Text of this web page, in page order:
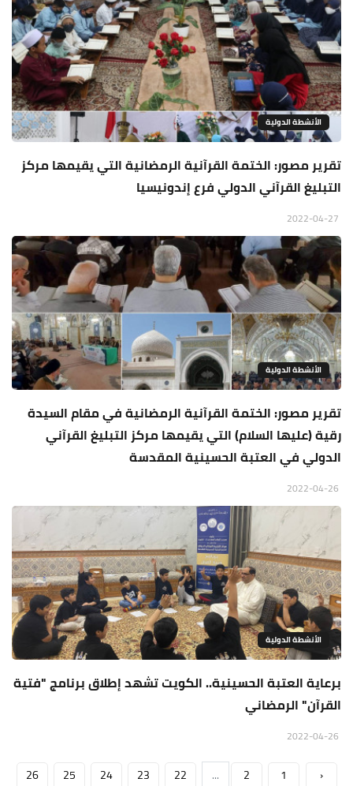
الأنشطة الدولية
تقرير مصور: الختمة القرآنية الرمضانية التي يقيمها مركز
التبليغ القرآني الدولي فرع إندونيسيا
الأنشطة الدولية
تقرير مصور: الختمة القرآنية الرمضانية في مقام السيدة
رقية (عليها السلام) التي يقيمها مركز التبليغ القرآني
الدولي في العتبة الحسينية المقدسة
الأنشطة الدولية
برعاية العتبة الحسينية.. الكويت تشهد إطلاق برنامج "فتية
القرآن" الرمضاني
‹
1
2
...
22
23
24
25
26